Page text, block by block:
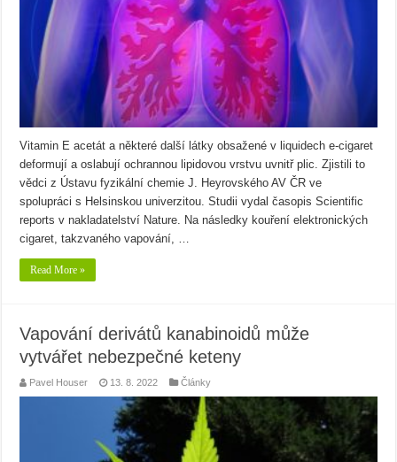
Vitamin E acetát a některé další látky obsažené v liquidech e-cigaret
deformují a oslabují ochrannou lipidovou vrstvu uvnitř plic. Zjistili to
vědci z Ústavu fyzikální chemie J. Heyrovského AV ČR ve
spolupráci s Helsinskou univerzitou. Studii vydal časopis Scientific
reports v nakladatelství Nature. Na následky kouření elektronických
cigaret, takzvaného vapování, …
Read More »
Vapování derivátů kanabinoidů může
vytvářet nebezpečné keteny
Pavel Houser 13. 8. 2022 Články